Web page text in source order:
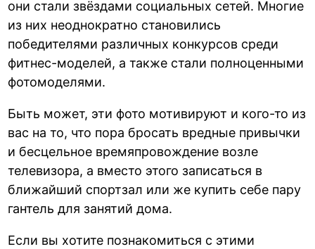
они стали звёздами социальных сетей. Многие
из них неоднократно становились
победителями различных конкурсов среди
фитнес-моделей, а также стали полноценными
фотомоделями.
Быть может, эти фото мотивируют и кого-то из
вас на то, что пора бросать вредные привычки
и бесцельное времяпровождение возле
телевизора, а вместо этого записаться в
ближайший спортзал или же купить себе пару
гантель для занятий дома.
Если вы хотите познакомиться с этими